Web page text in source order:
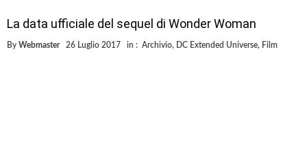
La data ufficiale del sequel di Wonder Woman
By Webmaster 26 Luglio 2017 in : Archivio, DC Extended Universe, Film